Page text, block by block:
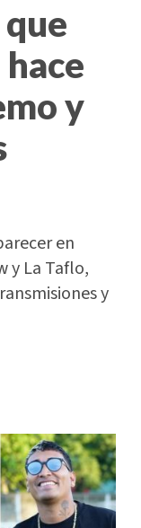
y
en
y La Taflo,
y